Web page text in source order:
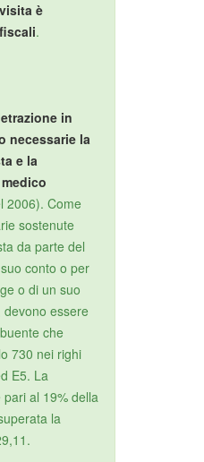
è
.
in
necessarie la
e la
2006). Come
sostenute
da parte del
conto o per
o di un suo
essere
che
730 nei righi
E5. La
al 19% della
la